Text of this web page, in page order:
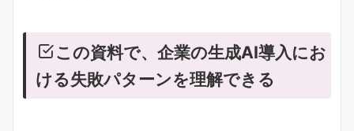
この資料で、企業の生成AI導入にお
ける失敗パターンを理解できる